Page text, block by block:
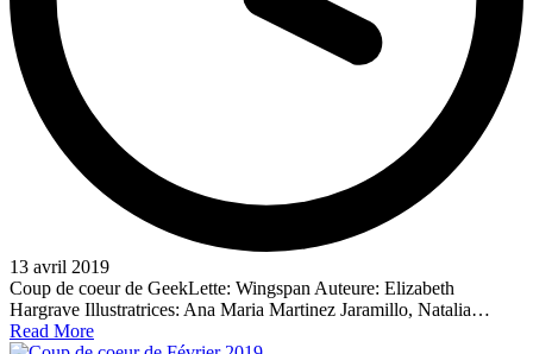
13 avril 2019
Coup de coeur de GeekLette: Wingspan Auteure: Elizabeth
Hargrave Illustratrices: Ana Maria Martinez Jaramillo, Natalia…
Read More